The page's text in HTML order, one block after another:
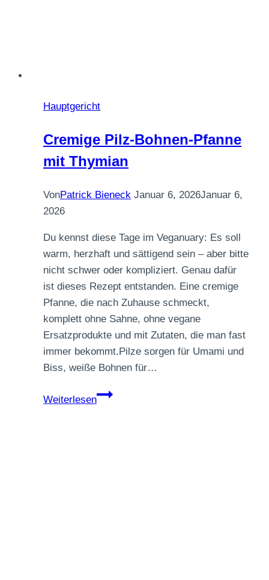
Hauptgericht
Cremige Pilz-Bohnen-Pfanne
mit Thymian
VonPatrick Bieneck Januar 6, 2026Januar 6,
2026
Du kennst diese Tage im Veganuary: Es soll
warm, herzhaft und sättigend sein – aber bitte
nicht schwer oder kompliziert. Genau dafür
ist dieses Rezept entstanden. Eine cremige
Pfanne, die nach Zuhause schmeckt,
komplett ohne Sahne, ohne vegane
Ersatzprodukte und mit Zutaten, die man fast
immer bekommt.Pilze sorgen für Umami und
Biss, weiße Bohnen für…
Weiterlesen
Cremige